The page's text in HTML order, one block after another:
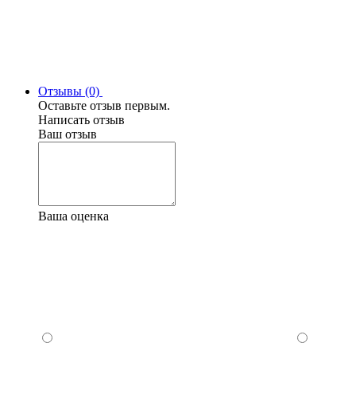
Отзывы (0)
Оставьте отзыв первым.
Написать отзыв
Ваш отзыв
Ваша оценка